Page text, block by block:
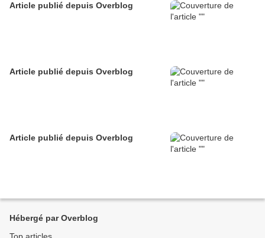
Article publié depuis Overblog
Article publié depuis Overblog
Article publié depuis Overblog
Hébergé par Overblog